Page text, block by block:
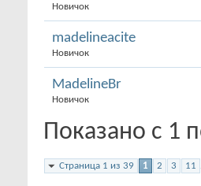
Новичок
madelineacite
Новичок
MadelineBr
Новичок
Показано с 1
Страница 1 из 39 1 2 3 11